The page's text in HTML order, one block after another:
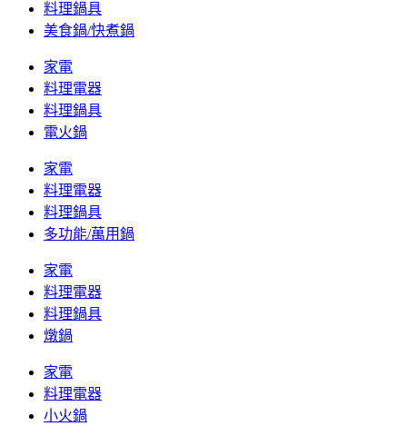
料理鍋具
美食鍋/快煮鍋
家電
料理電器
料理鍋具
電火鍋
家電
料理電器
料理鍋具
多功能/萬用鍋
家電
料理電器
料理鍋具
燉鍋
家電
料理電器
小火鍋